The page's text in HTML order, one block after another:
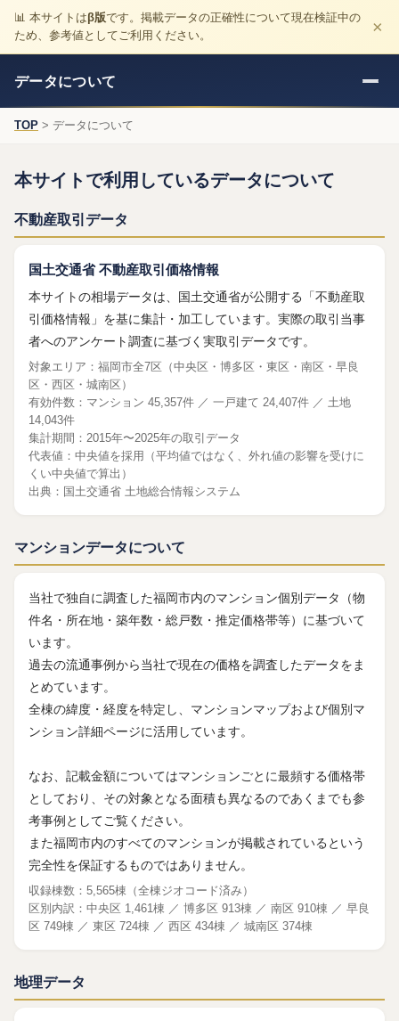
📊 本サイトはβ版です。掲載データの正確性について現在検証中の
ため、参考値としてご利用ください。
×
データについて
TOP > データについて
本サイトで利用しているデータについて
不動産取引データ
国土交通省 不動産取引価格情報
本サイトの相場データは、国土交通省が公開する「不動産取
引価格情報」を基に集計・加工しています。実際の取引当事
者へのアンケート調査に基づく実取引データです。
対象エリア：福岡市全7区（中央区・博多区・東区・南区・早良
区・西区・城南区）
有効件数：マンション 45,357件 ／ 一戸建て 24,407件 ／ 土地
14,043件
集計期間：2015年〜2025年の取引データ
代表値：中央値を採用（平均値ではなく、外れ値の影響を受けに
くい中央値で算出）
出典： 国土交通省 土地総合情報システム
マンションデータについて
当社で独自に調査した福岡市内のマンション個別データ（物
件名・所在地・築年数・総戸数・推定価格帯等）に基づいて
います。
過去の流通事例から当社で現在の価格を調査したデータをま
とめています。
全棟の緯度・経度を特定し、マンションマップおよび個別マ
ンション詳細ページに活用しています。
なお、記載金額についてはマンションごとに最頻する価格帯
としており、その対象となる面積も異なるのであくまでも参
考事例としてご覧ください。
また福岡市内のすべてのマンションが掲載されているという
完全性を保証するものではありません。
収録棟数：5,565棟（全棟ジオコード済み）
区別内訳：中央区 1,461棟 ／ 博多区 913棟 ／ 南区 910棟 ／ 早良
区 749棟 ／ 東区 724棟 ／ 西区 434棟 ／ 城南区 374棟
地理データ